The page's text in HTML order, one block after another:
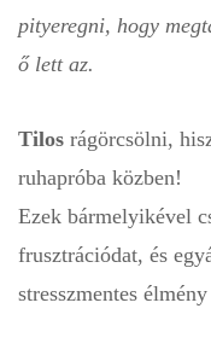
pityeregni, hogy
ő lett az.
Tilos rágörcsölni,
ruhapróba közben!
Ezek bármelyikével
frusztrációdat, és
stresszmentes